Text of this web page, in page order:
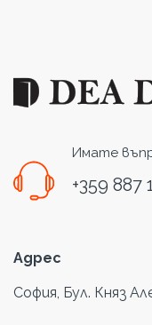
Имате
+359 887
Адрес
София, Бул. Княз